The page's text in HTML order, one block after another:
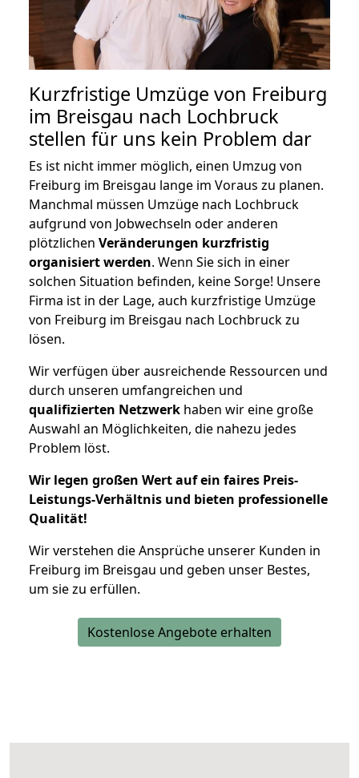
Kurzfristige Umzüge von Freiburg
im Breisgau nach Lochbruck
stellen für uns kein Problem dar
Es ist nicht immer möglich, einen Umzug von
Freiburg im Breisgau lange im Voraus zu planen.
Manchmal müssen Umzüge nach Lochbruck
aufgrund von Jobwechseln oder anderen
plötzlichen Veränderungen kurzfristig
organisiert werden. Wenn Sie sich in einer
solchen Situation befinden, keine Sorge! Unsere
Firma ist in der Lage, auch kurzfristige Umzüge
von Freiburg im Breisgau nach Lochbruck zu
lösen.
Wir verfügen über ausreichende Ressourcen und
durch unseren umfangreichen und
qualifizierten Netzwerk haben wir eine große
Auswahl an Möglichkeiten, die nahezu jedes
Problem löst.
Wir legen großen Wert auf ein faires Preis-
Leistungs-Verhältnis und bieten professionelle
Qualität!
Wir verstehen die Ansprüche unserer Kunden in
Freiburg im Breisgau und geben unser Bestes,
um sie zu erfüllen.
Kostenlose Angebote erhalten